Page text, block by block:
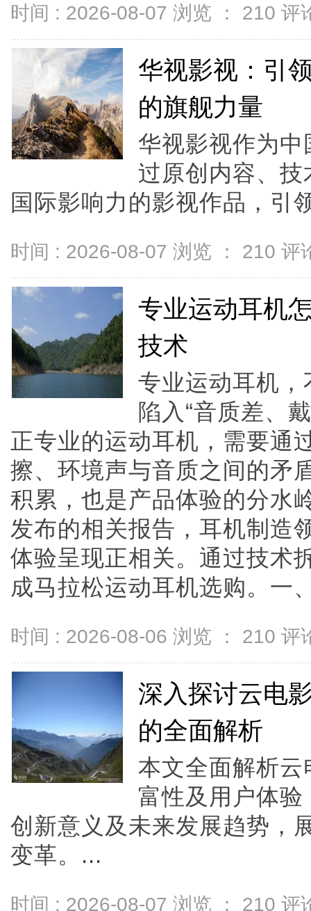
时间 : 2026-08-07 浏览 ： 210 评
华视影视：引
的旗舰力量
华视影视作为
过原创内容、
国际影响力的影视作品，引
时间 : 2026-08-07 浏览 ： 210 评
专业运动耳机
技术
专业运动耳机，
陷入“音质差、
正专业的运动耳机，需要通
擦、环境声与音质之间的矛
积累，也是产品体验的分水
发布的相关报告，耳机制造
体验呈现正相关。通过技术
成马拉松运动耳机选购。一
时间 : 2026-08-06 浏览 ： 210 评
深入探讨云电
的全面解析
本文全面解析
富性及用户体
创新意义及未来发展趋势，
变革。...
时间 : 2026-08-07 浏览 ： 210 评